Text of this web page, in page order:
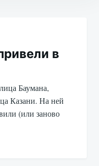
в
Баумана,
Казани. На ней
(или заново